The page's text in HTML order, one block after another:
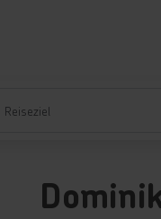
Reiseziel